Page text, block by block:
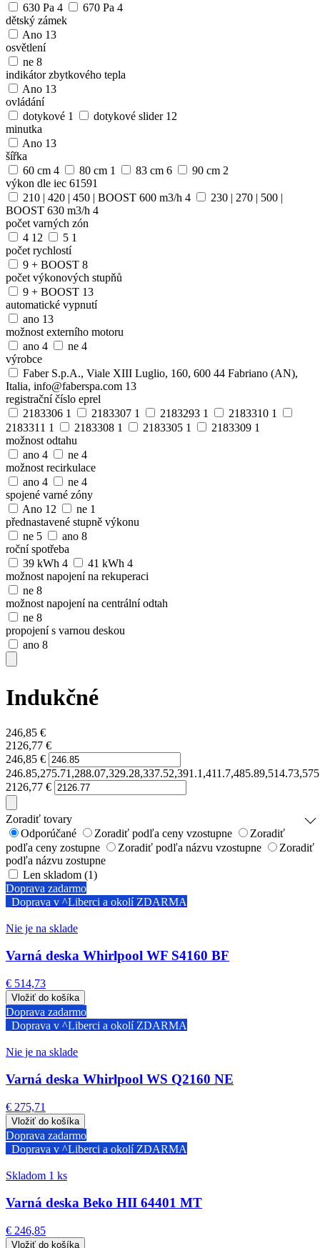
630 Pa 4 670 Pa 4
dětský zámek
Ano 13
osvětlení
ne 8
indikátor zbytkového tepla
Ano 13
ovládání
dotykové 1 dotykové slider 12
minutka
Ano 13
šířka
60 cm 4 80 cm 1 83 cm 6 90 cm 2
výkon dle iec 61591
210 | 420 | 450 | BOOST 600 m3/h 4
230 | 270 | 500 |
BOOST 630 m3/h 4
počet varných zón
4 12 5 1
počet rychlostí
9 + BOOST 8
počet výkonových stupňů
9 + BOOST 13
automatické vypnutí
ano 13
možnost externího motoru
ano 4 ne 4
výrobce
Faber S.p.A., Viale XIII Luglio, 160, 600 44 Fabriano (AN),
Italia, info@faberspa.com 13
registrační číslo eprel
2183306 1 2183307 1 2183293 1 2183310 1
2183311 1 2183308 1 2183305 1 2183309 1
možnost odtahu
ano 4 ne 4
možnost recirkulace
ano 4 ne 4
spojené varné zóny
Ano 12 ne 1
přednastavené stupně výkonu
ne 5 ano 8
roční spotřeba
39 kWh 4 41 kWh 4
možnost napojení na rekuperaci
ne 8
možnost napojení na centrální odtah
ne 8
propojení s varnou deskou
ano 8
Indukčné
246,85 €
2126,77 €
246,85 €
2126,77 €
Zoradiť tovary
Odporúčané
Zoradiť podľa ceny vzostupne
Zoradiť
podľa ceny zostupne
Zoradiť podľa názvu vzostupne
Zoradiť
podľa názvu zostupne
Len skladom (1)
Doprava zadarmo
Doprava v ^Liberci a okolí ZDARMA
Nie je na sklade
Varná deska Whirlpool WF S4160 BF
€ 514,73
Doprava zadarmo
Doprava v ^Liberci a okolí ZDARMA
Nie je na sklade
Varná deska Whirlpool WS Q2160 NE
€ 275,71
Doprava zadarmo
Doprava v ^Liberci a okolí ZDARMA
Skladom 1 ks
Varná deska Beko HII 64401 MT
€ 246,85